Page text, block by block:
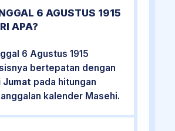
6 AGUSTUS 1915
APA?
6 Agustus 1915
bertepatan dengan
Jumat pada hitungan
kalender Masehi.